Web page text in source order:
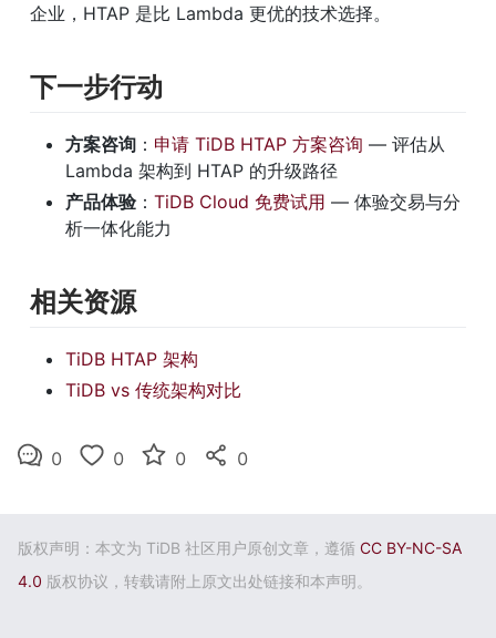
企业，HTAP 是比 Lambda 更优的技术选择。
下一步行动
方案咨询 ： 申请 TiDB HTAP 方案咨询 — 评估从
Lambda 架构到 HTAP 的升级路径
产品体验： TiDB Cloud 免费试用 — 体验交易与分
析一体化能力
相关资源
TiDB HTAP 架构
TiDB vs 传统架构对比
0 0 0 0
版权声明：本文为 TiDB 社区用户原创文章，遵循 CC BY-NC-SA
4.0 版权协议，转载请附上原文出处链接和本声明。